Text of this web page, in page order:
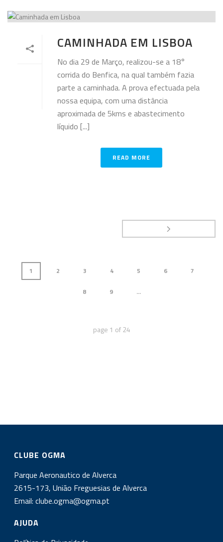
CAMINHADA EM LISBOA
No dia 29 de Março, realizou-se a 18°
corrida do Benfica, na qual também fazia
parte a caminhada. A prova efectuada pela
nossa equipa, com uma distância
aproximada de 5kms e abastecimento
líquido [...]
READ MORE
1 2 3 4 5 6 7
8 9 ...
page 1 of24
CLUBE OGMA
Parque Aeronautico de Alverca
2615-173, União Freguesias de Alverca
Email:clube.ogma@ogma.pt
AJUDA